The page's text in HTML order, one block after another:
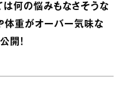
は何の悩みもなさそうな
体重がオーバー気味な
開！